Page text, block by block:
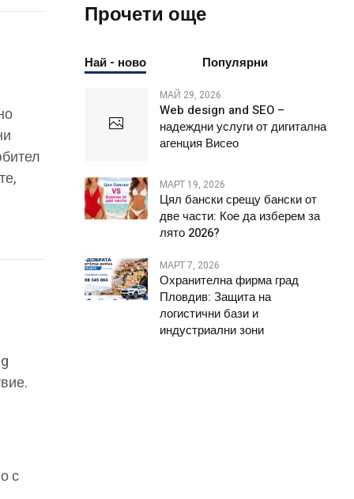
с
Прочети още
Най - ново Популярни
МАЙ 29, 2026
Web design and SEO –
надеждни услуги от дигитална
агенция Висео
МАРТ 19, 2026
Цял бански срещу бански от
две части: Кое да изберем за
лято 2026?
МАРТ 7, 2026
Охранителна фирма град
Пловдив: Защита на
логистични бази и
индустриални зони